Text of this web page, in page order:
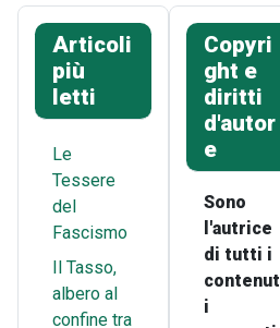
Articoli
più
letti
Le
Tessere
del
Fascismo
Il Tasso,
albero al
confine tra
Copyri
ght e
diritti
d'autor
e
Sono
l'autrice
di tutti i
contenut
i